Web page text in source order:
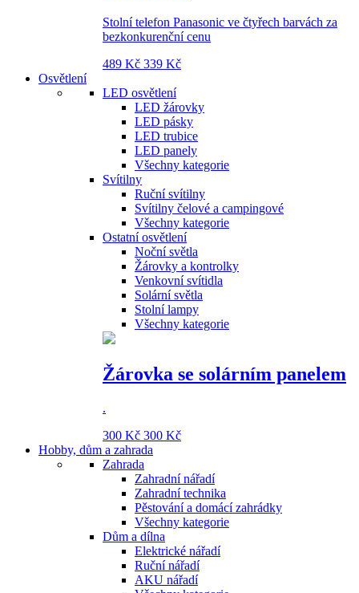
Stolní telefon Panasonic ve čtyřech barvách za
bezkonkurenční cenu
489 Kč 339 Kč
Osvětlení
LED osvětlení
LED žárovky
LED pásky
LED trubice
LED panely
Všechny kategorie
Svítilny
Ruční svítilny
Svítilny čelové a campingové
Všechny kategorie
Ostatní osvětlení
Noční světla
Žárovky a kontrolky
Venkovní svítidla
Solární světla
Stolní lampy
Všechny kategorie
Žárovka se solárním panelem
.
300 Kč 300 Kč
Hobby, dům a zahrada
Zahrada
Zahradní nářadí
Zahradní technika
Pěstování a domácí zahrádky
Všechny kategorie
Dům a dílna
Elektrické nářadí
Ruční nářadí
AKU nářadí